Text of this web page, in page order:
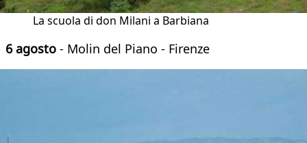
La scuola di don Milani a Barbiana
6 agosto - Molin del Piano - Firenze